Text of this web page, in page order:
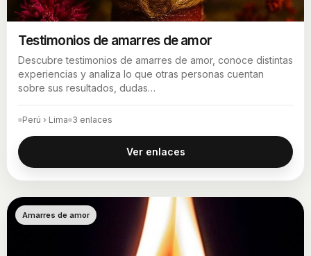
Testimonios de amarres de amor
Descubre testimonios de amarres de amor, conoce distintas
experiencias y analiza lo que otras personas cuentan
sobre sus resultados, dudas…
Perú › Lima 3 enlaces
Ver enlaces
Amarres de amor